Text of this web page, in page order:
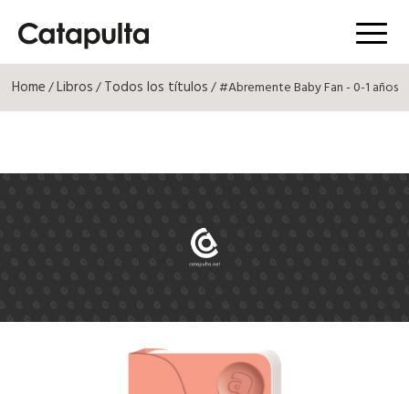
Menú
Home/Libros/Todos los títulos/ #Abremente Baby Fan - 0-1 años